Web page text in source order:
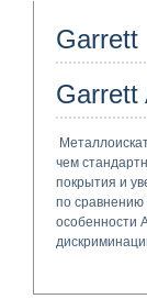
Garrett
Garrett
чем
покрытия и
по сравнению
особенности